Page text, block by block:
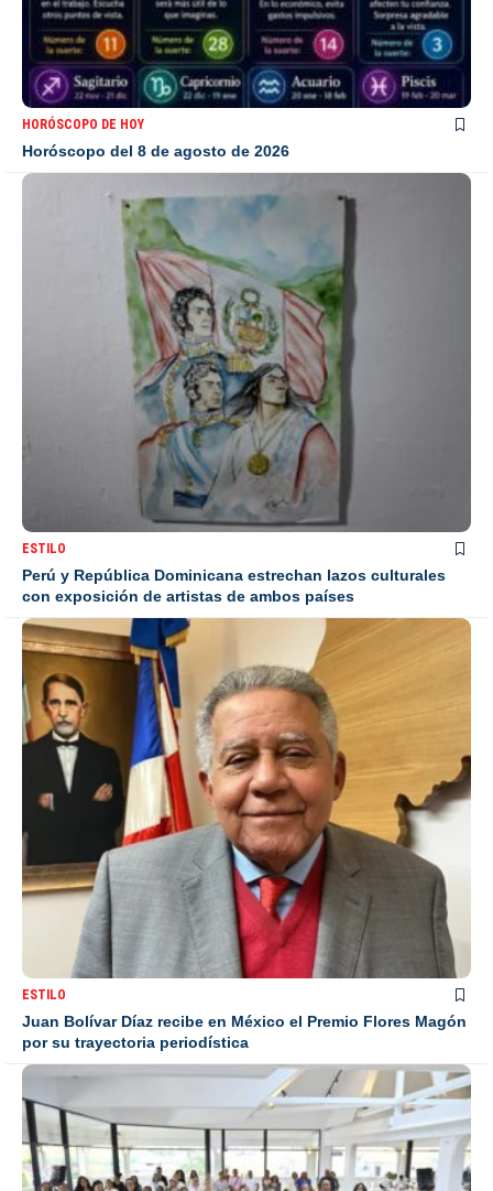
HORÓSCOPO DE HOY
Horóscopo del 8 de agosto de 2026
ESTILO
Perú y República Dominicana estrechan lazos culturales
con exposición de artistas de ambos países
ESTILO
Juan Bolívar Díaz recibe en México el Premio Flores Magón
por su trayectoria periodística